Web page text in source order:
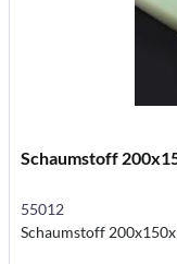
Schaumstoff
55012
Schaumstoff